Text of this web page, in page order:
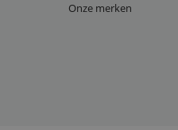
Onze merken